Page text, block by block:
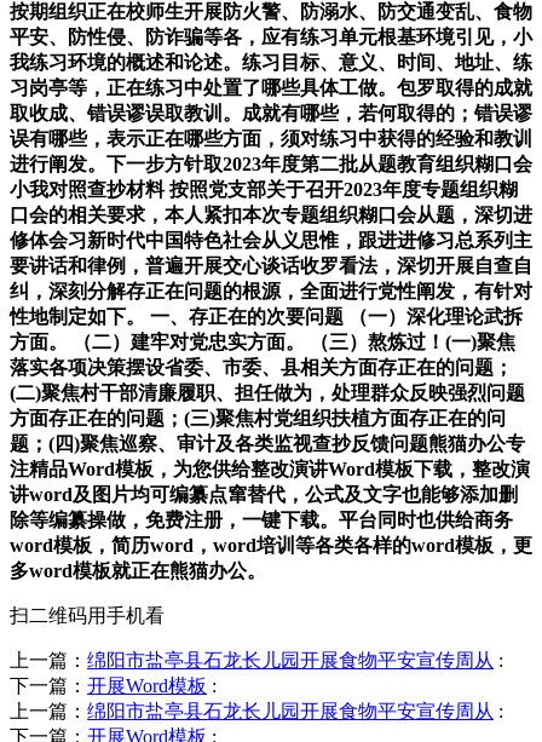
按期组织正在校师生开展防火警、防溺水、防交通变乱、食物
平安、防性侵、防诈骗等各，应有练习单元根基环境引见，小
我练习环境的概述和论述。练习目标、意义、时间、地址、练
习岗亭等，正在练习中处置了哪些具体工做。包罗取得的成就
取收成、错误谬误取教训。成就有哪些，若何取得的；错误谬
误有哪些，表示正在哪些方面，须对练习中获得的经验和教训
进行阐发。下一步方针取2023年度第二批从题教育组织糊口会
小我对照查抄材料 按照党支部关于召开2023年度专题组织糊
口会的相关要求，本人紧扣本次专题组织糊口会从题，深切进
修体会习新时代中国特色社会从义思惟，跟进进修习总系列主
要讲话和律例，普遍开展交心谈话收罗看法，深切开展自查自
纠，深刻分解存正在问题的根源，全面进行党性阐发，有针对
性地制定如下。 一、存正在的次要问题 （一）深化理论武拆
方面。 （二）建牢对党忠实方面。 （三）熬炼过！(一)聚焦
落实各项决策摆设省委、市委、县相关方面存正在的问题；
(二)聚焦村干部清廉履职、担任做为，处理群众反映强烈问题
方面存正在的问题；(三)聚焦村党组织扶植方面存正在的问
题；(四)聚焦巡察、审计及各类监视查抄反馈问题熊猫办公专
注精品Word模板，为您供给整改演讲Word模板下载，整改演
讲word及图片均可编纂点窜替代，公式及文字也能够添加删
除等编纂操做，免费注册，一键下载。平台同时也供给商务
word模板，简历word，word培训等各类各样的word模板，更
多word模板就正在熊猫办公。
扫二维码用手机看
上一篇： 绵阳市盐亭县石龙长儿园开展食物平安宣传周从 :
下一篇： 开展Word模板 :
上一篇： 绵阳市盐亭县石龙长儿园开展食物平安宣传周从 :
下一篇： 开展Word模板 :